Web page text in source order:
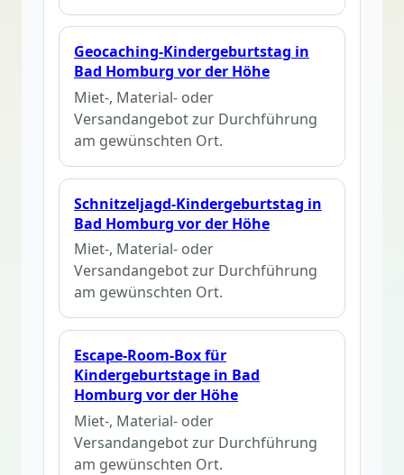
Geocaching-Kindergeburtstag in
Bad Homburg vor der Höhe
Miet-, Material- oder
Versandangebot zur Durchführung
am gewünschten Ort.
Schnitzeljagd-Kindergeburtstag in
Bad Homburg vor der Höhe
Miet-, Material- oder
Versandangebot zur Durchführung
am gewünschten Ort.
Escape-Room-Box für
Kindergeburtstage in Bad
Homburg vor der Höhe
Miet-, Material- oder
Versandangebot zur Durchführung
am gewünschten Ort.